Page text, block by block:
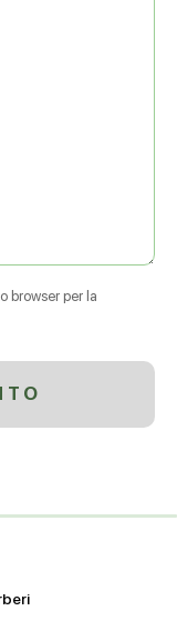
browser per la